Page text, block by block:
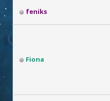
feniks
Fiona